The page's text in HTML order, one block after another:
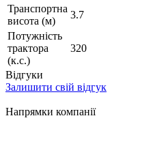
Транспортна
висота (м)
3.7
Потужність
трактора
(к.с.)
320
Відгуки
Залишити свій відгук
Напрямки компанії